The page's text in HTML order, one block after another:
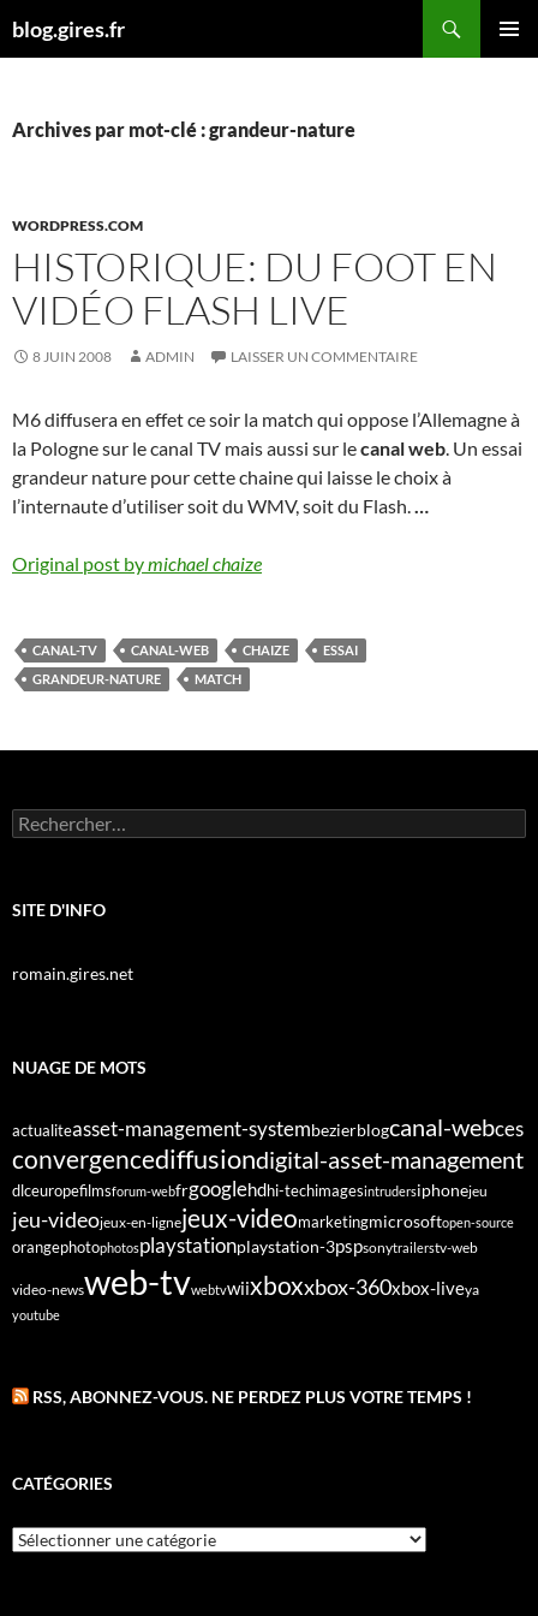
aublog.gires.fr
Archives par mot-clé : grandeur-nature
WORDPRESS.COM
HISTORIQUE: DU FOOT EN
VIDÉO FLASH LIVE
8 JUIN 2008 ADMIN LAISSER UN COMMENTAIRE
M6 diffusera en effet ce soir la match qui oppose l’Allemagne à
la Pologne sur le canal TV mais aussi sur lecanal web. Un essai
grandeur nature pour cette chaine qui laisse le choix à
l’internaute d’utiliser soit du WMV, soit du Flash.…
Original post bymichael chaize
CANAL-TV CANAL-WEB CHAIZE
ESSAI
GRANDEUR-NATURE
MATCH
Rechercher :
SITE D'INFO
romain.gires.net
NUAGE DE MOTS
actualiteasset-management-systembezierblogcanal-webces
convergencediffusiondigital-asset-management
dlceuropefilmsforum-webfrgooglehdhi-techimagesintrudersiphonejeu
jeu-videojeux-en-lignejeux-videomarketingmicrosoftopen-source
orangephotophotosplaystationplaystation-3pspsonytrailerstv-web
video-newsweb-tvwebtvwiixboxxbox-360xbox-liveya
youtube
RSS, ABONNEZ-VOUS. NE PERDEZ PLUS VOTRE TEMPS !
CATÉGORIES
Catégories